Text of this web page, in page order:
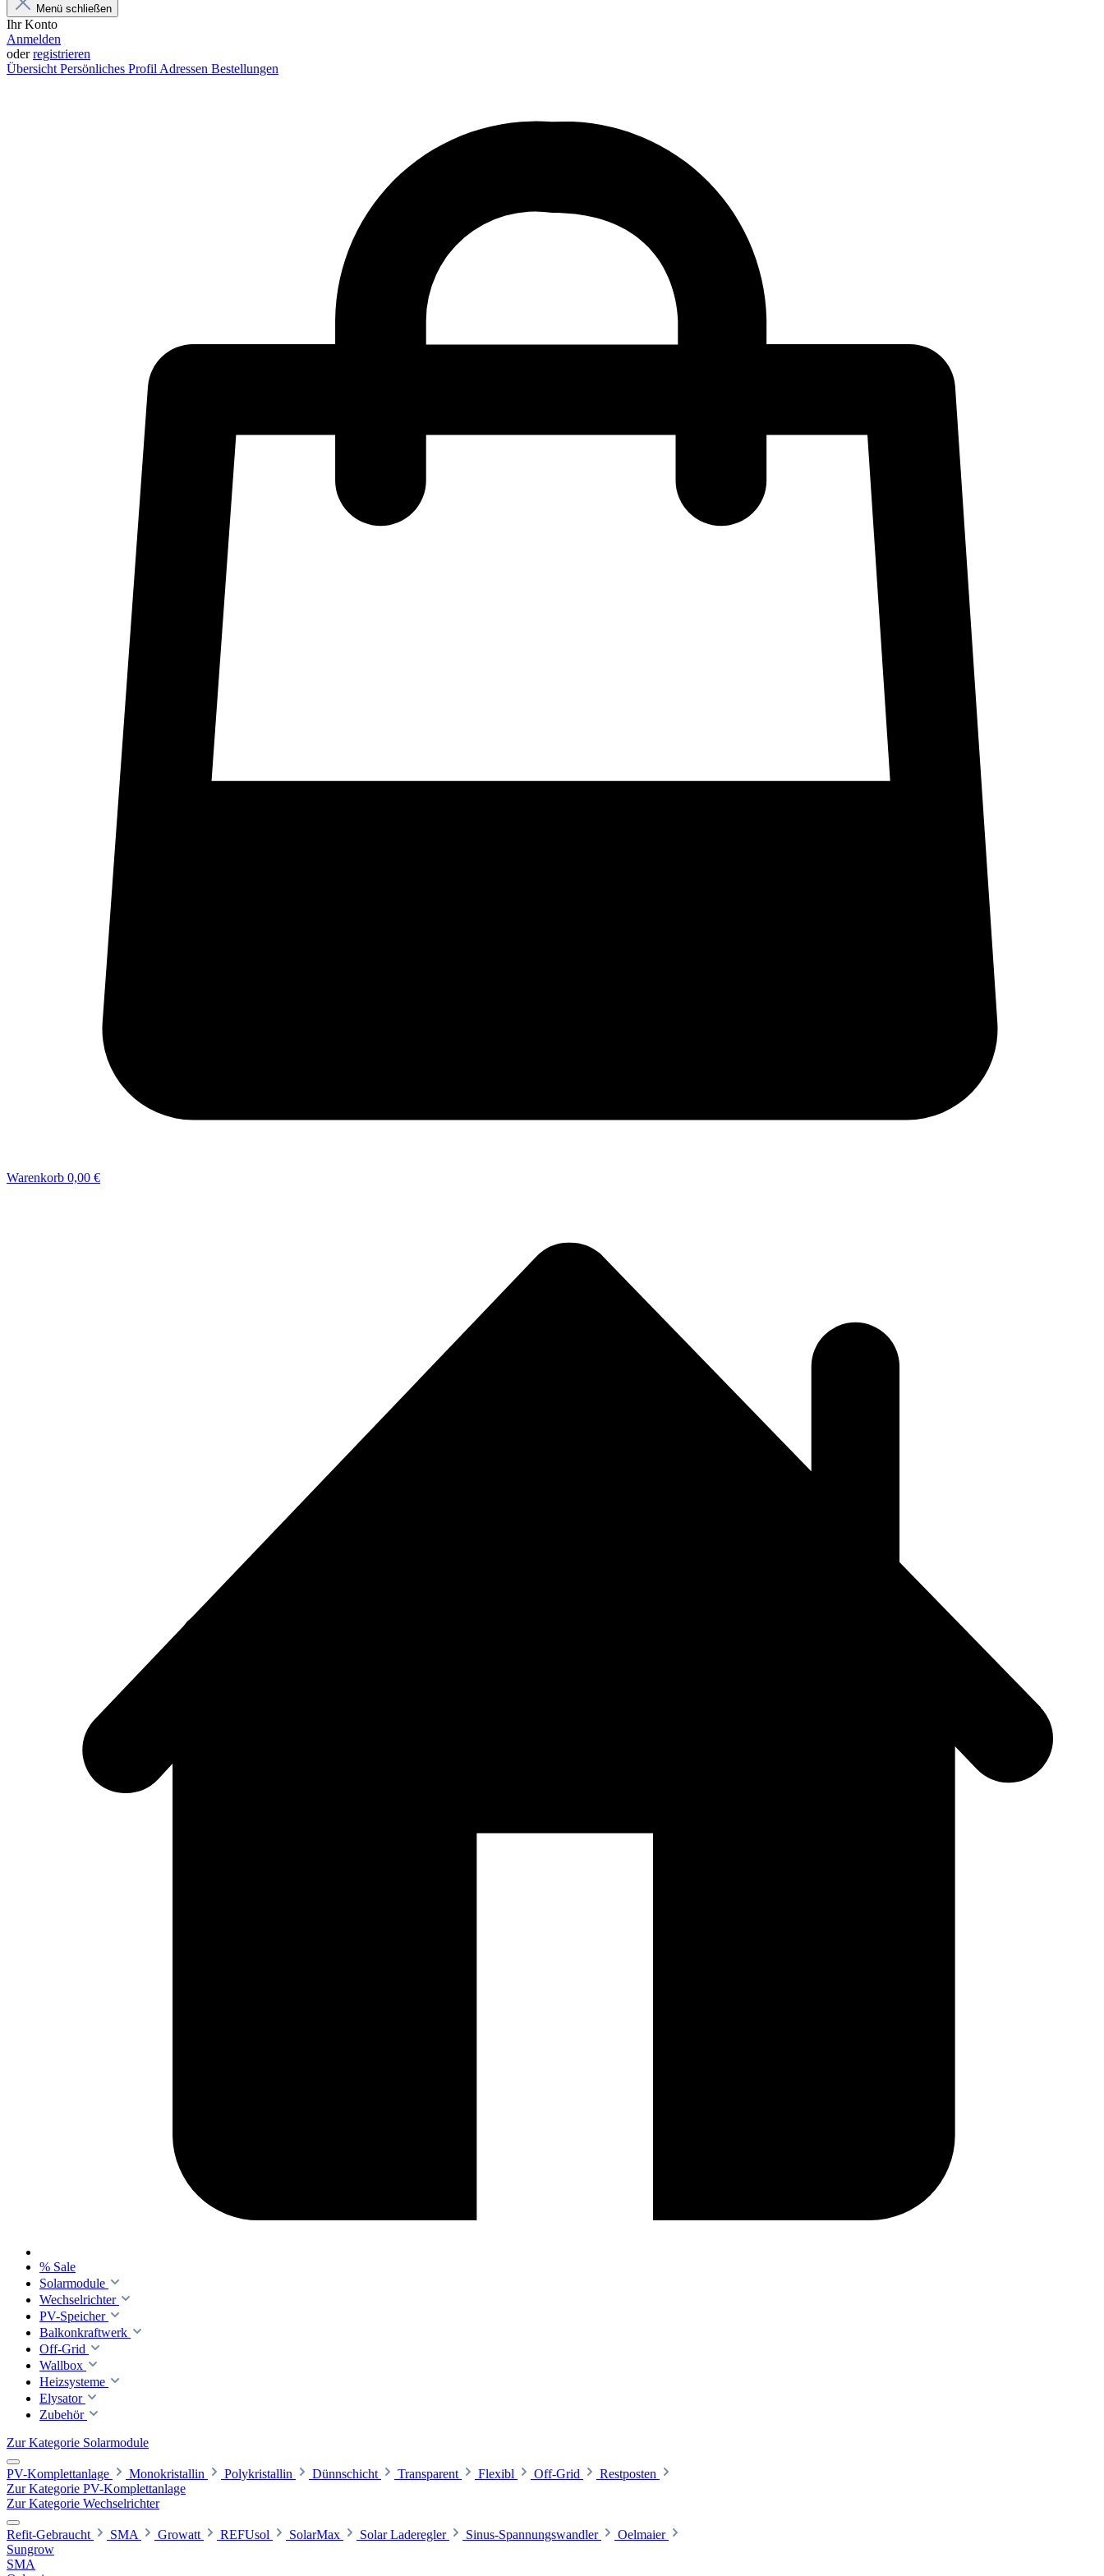
Menü schließen
Ihr Konto
Anmelden
oderregistrieren
Übersicht Persönliches Profil Adressen Bestellungen
Warenkorb 0,00 €
% Sale
Solarmodule
Wechselrichter
PV-Speicher
Balkonkraftwerk
Off-Grid
Wallbox
Heizsysteme
Elysator
Zubehör
Zur Kategorie Solarmodule
PV-Komplettanlage Monokristallin Polykristallin Dünnschicht Transparent Flexibl Off-Grid
Restposten
Zur Kategorie PV-Komplettanlage
Zur Kategorie Wechselrichter
Refit-Gebraucht SMA Growatt REFUsol SolarMax Solar Laderegler Sinus-Spannungswandler
Oelmaier
Sungrow
SMA